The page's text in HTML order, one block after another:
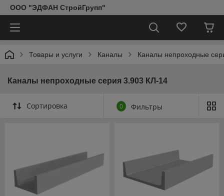
ООО "ЭДФАН СтройГрупп"
Товары и услуги Каналы Каналы непроходные
Каналы непроходные серия 3.903 КЛ-14
Сортировка 0 Фильтры